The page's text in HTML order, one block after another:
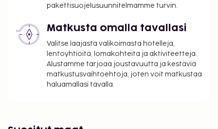
vanhoilta lapsilta.
Tässä on mainittu kaikki majoituspaikan meille
ilmoittamat maksut.
Maksu buffetaamiaisesta: noin 14.9 EUR
aikuisille ja 7.45 EUR lapsille
Lemmikit: 5 EUR per lemmikki per yö
Avustajaeläimistä ei veloiteta lisämaksuja
pakettisuojelusuunnitelmamme turvin.
Matkusta omalla tavallasi
Valitse laajasta valikoimasta hotelleja,
lentoyhtiöitä, lomakohteita ja aktiviteetteja.
Alustamme tarjoaa joustavuutta ja kestäviä
matkustusvaihtoehtoja, joten voit matkustaa
haluamallasi tavalla.